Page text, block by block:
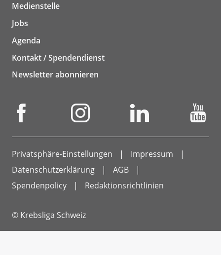
Medienstelle
Jobs
Agenda
Kontakt / Spendendienst
Newsletter abonnieren
Privatsphäre-Einstellungen
Impressum
Datenschutzerklärung
AGB
Spendenpolicy
Redaktionsrichtlinien
© Krebsliga Schweiz